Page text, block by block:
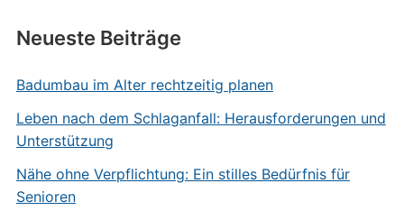
Neueste Beiträge
Badumbau im Alter rechtzeitig planen
Leben nach dem Schlaganfall: Herausforderungen und
Unterstützung
Nähe ohne Verpflichtung: Ein stilles Bedürfnis für
Senioren